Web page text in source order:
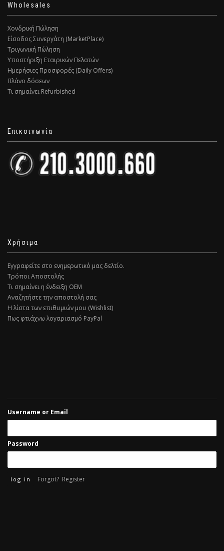
Wholesales
Χονδρική Πώληση
Είσοδος Συνεργάτη (MarketPlace)
Τριγωνική Πώληση
Υποστήριξη Εταιρικών Πελατών
Ημερήσιες Προσφορές (Daily Offers)
Πλάνο δόσεων
Τι σημαίνει Refurbished
Επικοινωνία
Χρήσιμα
Εγγραφείτε στο ενημερωτικό μας δελτίο.
Τρόποι Αποστολής
Τι σημαίνει η ένδειξη ΟΕΜ
Αναζητήστε την αποστολή σας
Η λίστα των επιθυμιών μου (Wishlist)
Πως φτιάχνω λογαριασμό PayPal
Username or Email
Password
Forgot? Register